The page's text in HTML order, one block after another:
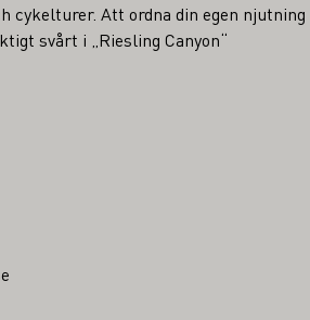
cykelturer. Att ordna din egen njutning
svårt i „Riesling Canyon“